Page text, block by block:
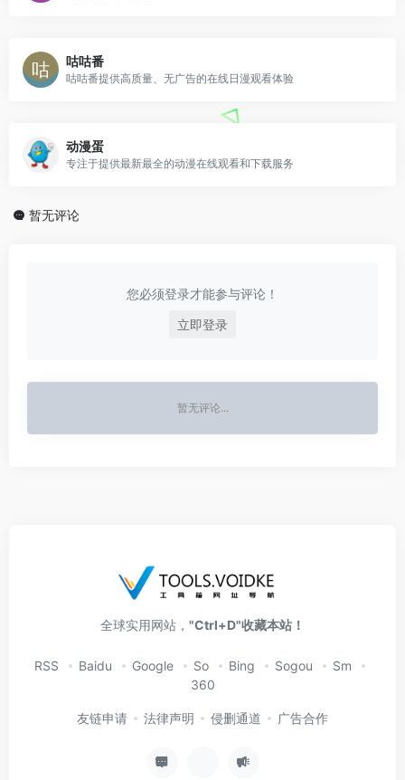
咕咕番
咕咕番提供高质量、无广告的在线日漫观看体验
动漫蛋
专注于提供最新最全的动漫在线观看和下载服务
暂无评论
您必须登录才能参与评论！
立即登录
暂无评论...
全球实用网站， "Ctrl+D"收藏本站！
RSS Baidu Google So Bing Sogou
Sm
360
友链申请 法律声明 侵删通道 广告合作